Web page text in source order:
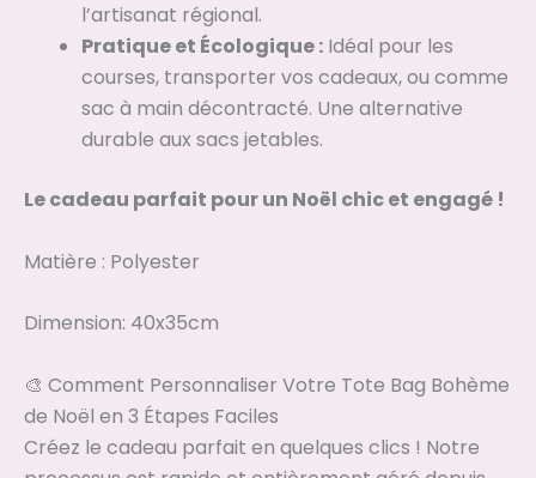
l’artisanat régional.
Pratique et Écologique : Idéal pour les
courses, transporter vos cadeaux, ou comme
sac à main décontracté. Une alternative
durable aux sacs jetables.
Le cadeau parfait pour un Noël chic et engagé !
Matière : Polyester
Dimension: 40x35cm
🎨 Comment Personnaliser Votre Tote Bag Bohème
de Noël en 3 Étapes Faciles
Créez le cadeau parfait en quelques clics ! Notre